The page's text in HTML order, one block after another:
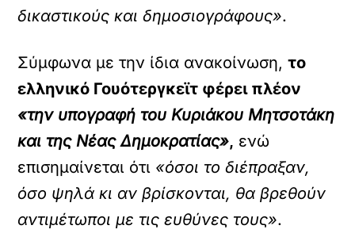
δικαστικούς και δημοσιογράφους».
Σύμφωνα με την ίδια ανακοίνωση,το
ελληνικό Γουότεργκεϊτ φέρει πλέον
«την υπογραφή του Κυριάκου Μητσοτάκη
και της Νέας Δημοκρατίας», ενώ
επισημαίνεται ότι «όσοι το διέπραξαν,
όσο ψηλά κι αν βρίσκονται, θα βρεθούν
αντιμέτωποι με τις ευθύνες τους».